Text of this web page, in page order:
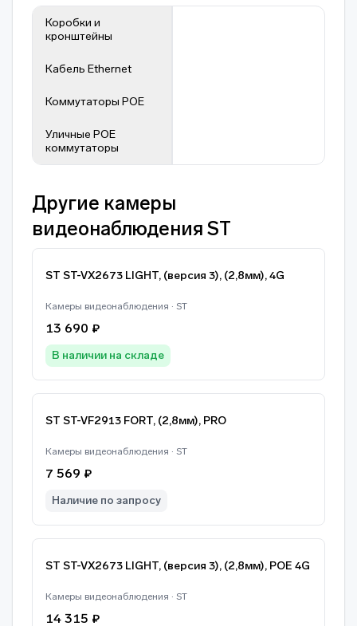
Коробки и
кронштейны
Кабель Ethernet
Коммутаторы POE
Уличные POE
коммутаторы
Другие камеры
видеонаблюдения ST
ST ST-VX2673 LIGHT, (версия 3), (2,8мм), 4G
Камеры видеонаблюдения · ST
13 690 ₽
В наличии на складе
ST ST-VF2913 FORT, (2,8мм), PRO
Камеры видеонаблюдения · ST
7 569 ₽
Наличие по запросу
ST ST-VX2673 LIGHT, (версия 3), (2,8мм), POE 4G
Камеры видеонаблюдения · ST
14 315 ₽